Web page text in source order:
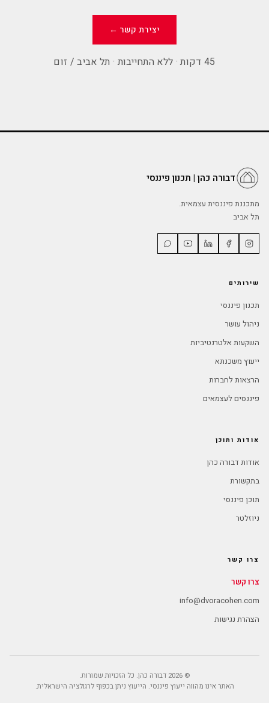
יצירת קשר ←
45 דקות · ללא התחייבות · תל אביב / זום
דבורה כהן | תכנון פיננסי
מתכננת פיננסית עצמאית.
תל אביב
שירותים
תכנון פיננסי
ניהול עושר
השקעות אלטרנטיביות
ייעוץ משכנתא
הרצאות לחברות
פיננסים לעצמאים
אודות ותוכן
אודות דבורה כהן
בתקשורת
תוכן פיננסי
ניוזלטר
צרו קשר
צרו קשר
info@dvoracohen.com
הצהרת נגישות
© 2026 דבורה כהן. כל הזכויות שמורות.
האתר אינו מהווה ייעוץ פיננסי. הייעוץ ניתן בכפוף לרגולציה הישראלית.